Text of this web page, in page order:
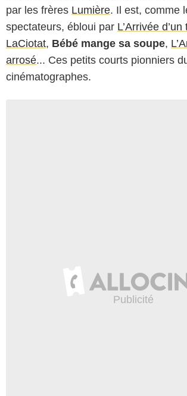
par les frères Lumière. Il est, comme
spectateurs, ébloui par L’Arrivée
LaCiotat, Bébé mange sa soupe,
arrosé... Ces petits courts pionniers
cinématographes.